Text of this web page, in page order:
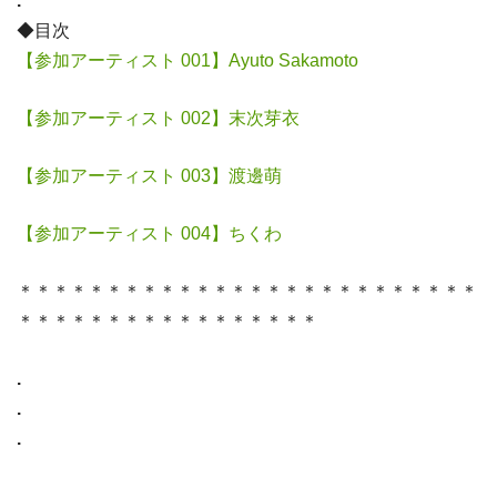
◆目次
【参加アーティスト 001】Ayuto Sakamoto
【参加アーティスト 002】末次芽衣
【参加アーティスト 003】渡邊萌
【参加アーティスト 004】ちくわ
＊＊＊＊＊＊＊＊＊＊＊＊＊＊＊＊＊＊＊＊＊＊＊＊＊＊
＊＊＊＊＊＊＊＊＊＊＊＊＊＊＊＊＊
.
.
.